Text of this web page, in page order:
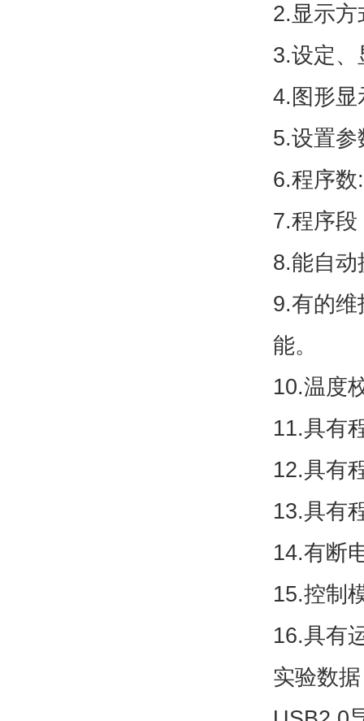
2.显示
3.设定
4.图形显
5.设置
6.程序
7.程序
8.能自
9.有的
能。
10.温度
11.具有
12.具有
13.具有
14.有断
15.控制
16.具有
实验数